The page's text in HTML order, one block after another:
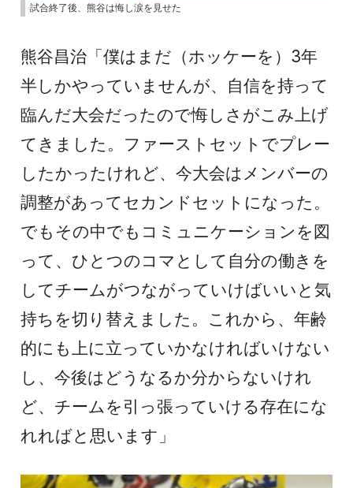
試合終了後、熊谷は悔し涙を見せた
熊谷昌治「僕はまだ（ホッケーを）3年
半しかやっていませんが、自信を持って
臨んだ大会だったので悔しさがこみ上げ
てきました。ファーストセットでプレー
したかったけれど、今大会はメンバーの
調整があってセカンドセットになった。
でもその中でもコミュニケーションを図
って、ひとつのコマとして自分の働きを
してチームがつながっていけばいいと気
持ちを切り替えました。これから、年齢
的にも上に立っていかなければいけない
し、今後はどうなるか分からないけれ
ど、チームを引っ張っていける存在にな
れればと思います」